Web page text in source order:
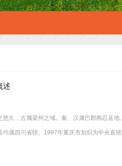
述
悠久，古属梁州之域。秦、汉属巴郡朐忍县
均属四川省辖。1997年重庆市划归为中央直